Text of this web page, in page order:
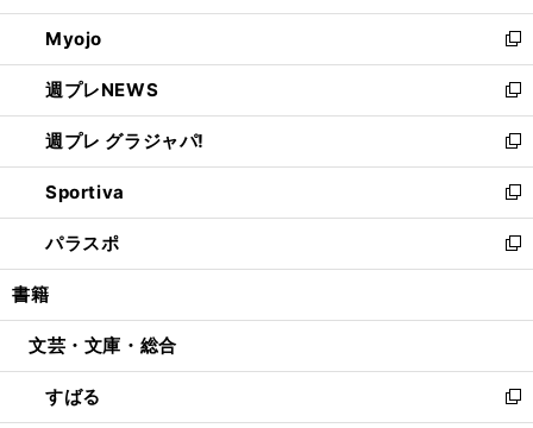
開
く
ウ
で
開
く
ン
ド
ウ
で
開
く
ウ
ィ
ン
ド
ウ
で
開
く
Myojo
新
し
い
ウ
ィ
ン
ド
ウ
で
開
週プレNEWS
新
し
い
ウ
ィ
ン
ド
ウ
開
週プレ グラジャパ!
新
し
い
ウ
ィ
ン
ウ
開
く
Sportiva
新
し
い
ウ
ン
ウ
で
開
パラスポ
新
し
ウ
ン
ド
ウ
書籍
文芸・文庫・総合
すばる
新